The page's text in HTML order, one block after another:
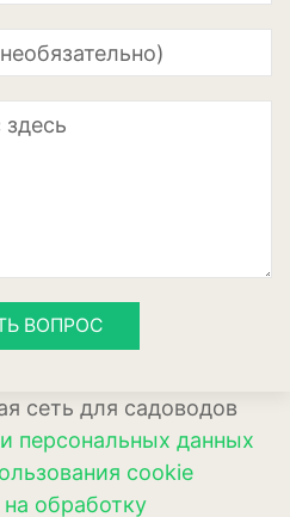
ВОПРОС
сеть для садоводов
персональных данных
cookie
обработку